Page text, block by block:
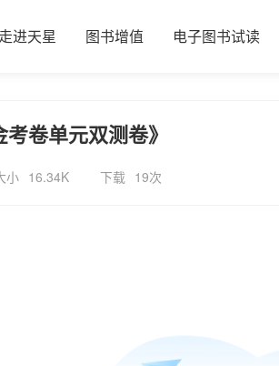
进天星 图书增值 电子图书试读
卷单元双测卷》
小 16.34K 下载 19次